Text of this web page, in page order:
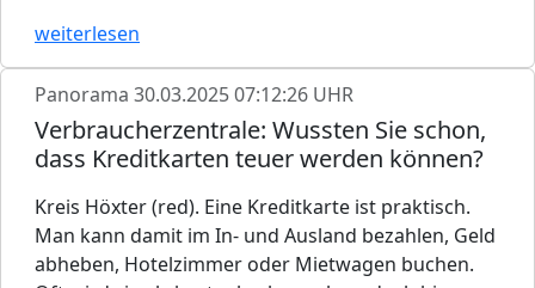
weiterlesen
Panorama 30.03.2025 07:12:26 UHR
Verbraucherzentrale: Wussten Sie schon,
dass Kreditkarten teuer werden können?
Kreis Höxter (red). Eine Kreditkarte ist praktisch.
Man kann damit im In- und Ausland bezahlen, Geld
abheben, Hotelzimmer oder Mietwagen buchen.